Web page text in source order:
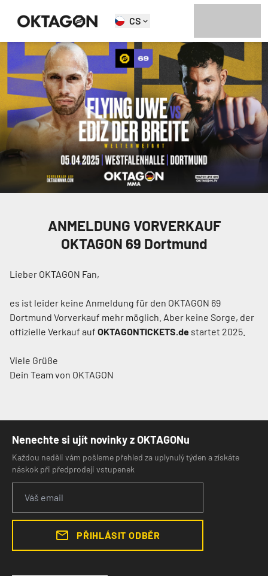
CS
ANMELDUNG VORVERKAUF
OKTAGON 69 Dortmund
Lieber OKTAGON Fan,
es ist leider keine Anmeldung für den OKTAGON 69
Dortmund Vorverkauf mehr möglich. Aber keine Sorge, der
offizielle Verkauf auf OKTAGONTICKETS.de startet 2025
Viele Grüße
Dein Team von OKTAGON
Nenechte si ujít novinky z OKTAGONu
Každou neděli vám pošleme přehled za uplynulý týden a získáte
náskok při předprodeji vstupenek
PŘIHLÁSIT ODBĚR